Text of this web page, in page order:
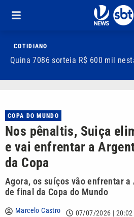
COTIDIANO
Quina 7086 sorteia R$ 600 mil
COPA DO MUNDO
Nos pênaltis, Suiça
e vai enfrentar a
da Copa
Agora, os suíços vão enfrentar
de final da Copa do Mundo
Marcelo Castro 07/07/2026 | 20:02